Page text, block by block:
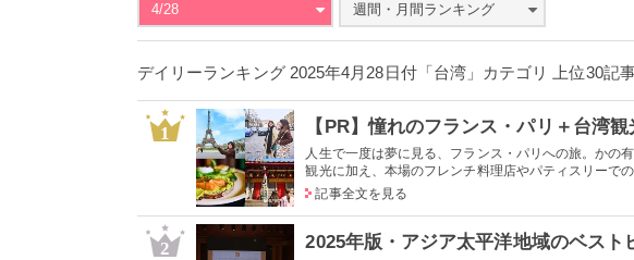
4/28 週間・月間ランキング
デイリーランキング 2025年4月28日付「台湾」カテゴリ 上位30記
1
人生で一度は夢に見る、フランス・パリへの旅。かの
観光に加え、本場のフレンチ料理店やパティスリーで
記事全文を見る
2